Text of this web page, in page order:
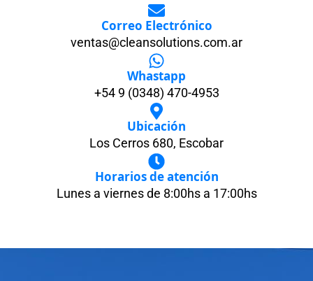
Correo Electrónico
ventas@cleansolutions.com.ar
Whastapp
+54 9 (0348) 470-4953
Ubicación
Los Cerros 680, Escobar
Horarios de atención
Lunes a viernes de 8:00hs a 17:00hs